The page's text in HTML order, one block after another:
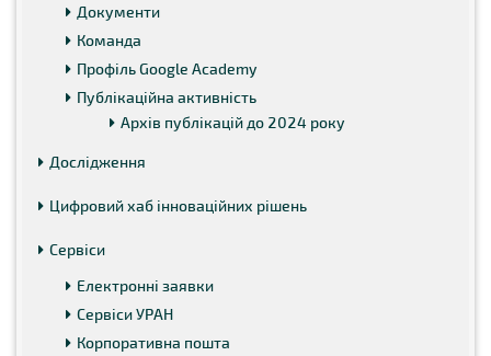
Документи
Команда
Профіль Google Academy
Публікаційна активність
Архів публікацій до 2024 року
Дослідження
Цифровий хаб інноваційних рішень
Сервіси
Електронні заявки
Сервіси УРАН
Корпоративна пошта